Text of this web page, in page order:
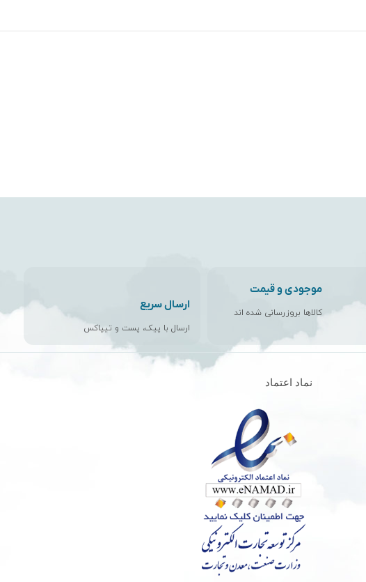
موجودی و قیمت
کالاها بروزرسانی شده اند
ارسال سریع
ارسال با پیک، پست و تیپاکس
نماد اعتماد